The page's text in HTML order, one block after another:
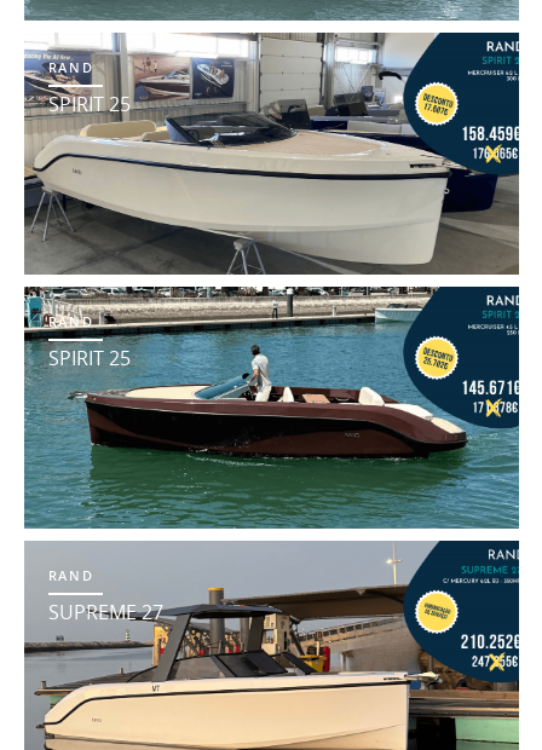
RAND
SPIRIT 25
RAND
SPIRIT 25
RAND
SUPREME 27